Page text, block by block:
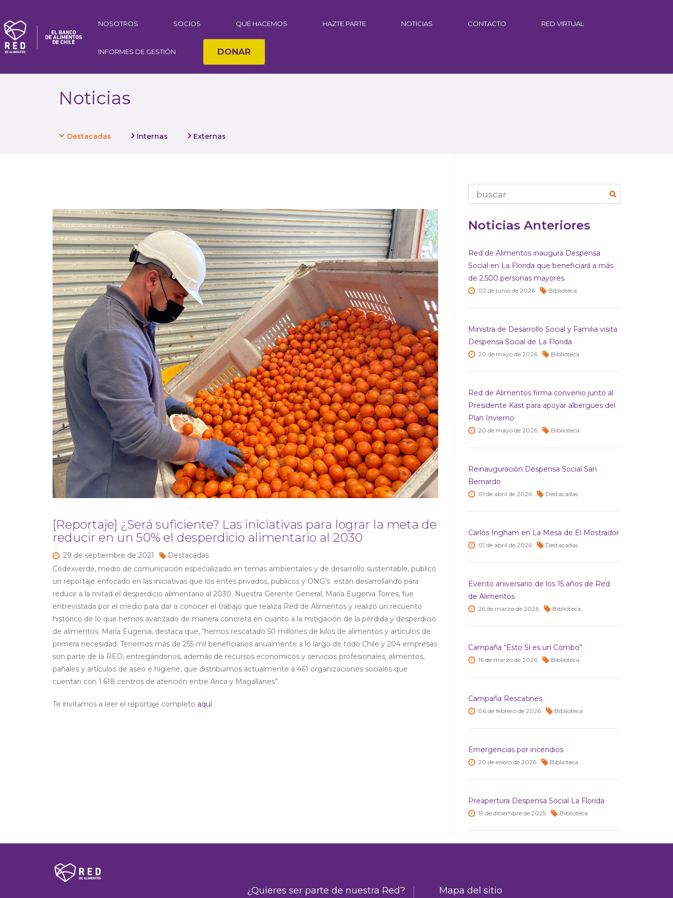
NOSOTROS SOCIOS QUÉ HACEMOS HAZTE PARTE NOTICIAS CONTACTO RED VIRTUAL
INFORMES DE GESTIÓN DONAR
Noticias
Destacadas Internas Externas
[Reportaje] ¿Será suficiente? Las iniciativas para lograr la meta de
reducir en un 50% el desperdicio alimentario al 2030
29 de septiembre de 2021
Destacadas
Codexverde, medio de comunicación especializado en temas ambientales y de desarrollo sustentable, publicó
un reportaje enfocado en las iniciativas que los entes privados, públicos y ONG’s están desarrollando para
reducir a la mitad el desperdicio alimentario al 2030. Nuestra Gerente General, María Eugenia Torres, fue
entrevistada por el medio para dar a conocer el trabajo que realiza Red de Alimentos y realizó un recuento
histórico de lo que hemos avanzado de manera concreta en cuanto a la mitigación de la pérdida y desperdicio
de alimentos. María Eugenia, destaca que, “hemos rescatado 50 millones de kilos de alimentos y artículos de
primera necesidad. Tenemos más de 255 mil beneficiarios anualmente a lo largo de todo Chile y 204 empresas
son parte de la RED, entregándonos, además de recursos económicos y servicios profesionales, alimentos,
pañales y artículos de aseo e higiene, que distribuimos actualmente a 461 organizaciones sociales que
cuentan con 1.618 centros de atención entre Arica y Magallanes”.
Te invitamos a leer el reportaje completo aquí
Noticias Anteriores
Red de Alimentos inaugura Despensa
Social en La Florida que beneficiará a más
de 2.500 personas mayores.
02 de junio de 2026 Biblioteca
Ministra de Desarrollo Social y Familia visita
Despensa Social de La Florida
20 de mayo de 2026 Biblioteca
Red de Alimentos firma convenio junto al
Presidente Kast para apoyar albergues del
Plan Invierno
20 de mayo de 2026 Biblioteca
Reinauguración Despensa Social San
Bernardo
01 de abril de 2026 Destacadas
Carlos Ingham en La Mesa de El Mostrador
01 de abril de 2026 Destacadas
Evento aniversario de los 15 años de Red
de Alimentos
26 de marzo de 2026 Biblioteca
Campaña “Esto Sí es un Combo”
16 de marzo de 2026 Biblioteca
Campaña Rescatines
06 de febrero de 2026 Biblioteca
Emergencias por incendios
20 de enero de 2026 Biblioteca
Preapertura Despensa Social La Florida
19 de diciembre de 2025 Biblioteca
¿Quieres ser parte de nuestra Red? Mapa del sitio